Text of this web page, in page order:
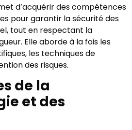
d’acquérir des compétences
pour garantir la sécurité des
tout en respectant la
Elle aborde à la fois les
les techniques de
des risques.
de la
et des